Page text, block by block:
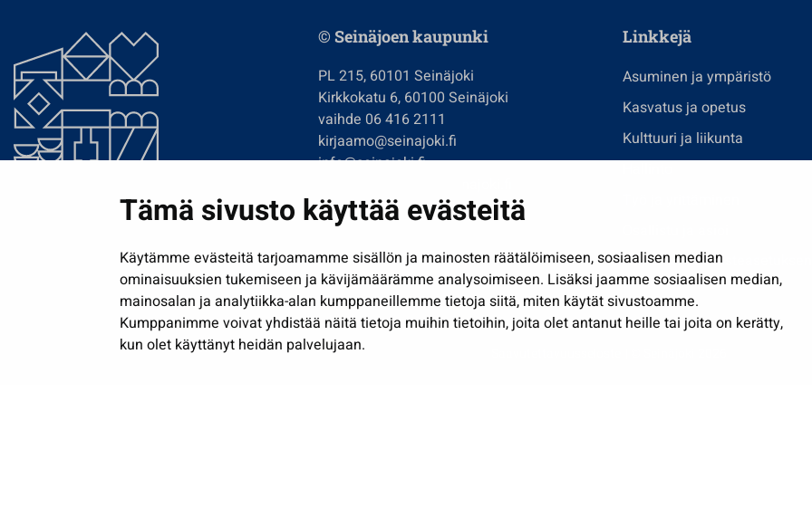
Tämä sivusto käyttää evästeitä
Käytämme evästeitä tarjoamamme sisällön ja mainosten räätälöimiseen, sosiaalisen median
ominaisuuksien tukemiseen ja kävijämäärämme analysoimiseen. Lisäksi jaamme sosiaalisen median,
mainosalan ja analytiikka-alan kumppaneillemme tietoja siitä, miten käytät sivustoamme.
Kumppanimme voivat yhdistää näitä tietoja muihin tietoihin, joita olet antanut heille tai joita on kerätty,
kun olet käyttänyt heidän palvelujaan.
© Seinäjoen kaupunki
PL 215, 60101 Seinäjoki
Kirkkokatu 6, 60100 Seinäjoki
vaihde 06 416 2111
kirjaamo@seinajoki.fi
info@seinajoki.fi
Tilaa uutiskirje
Linkkejä
Asuminen ja ympäristö
Kasvatus ja opetus
Kulttuuri ja liikunta
Näytä omat